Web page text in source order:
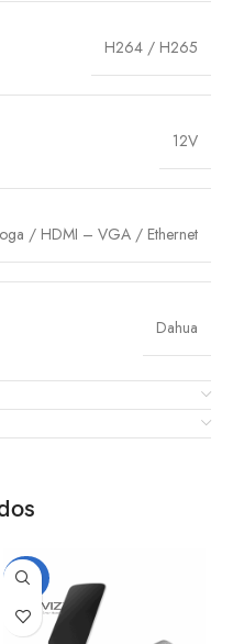
H264 / H265
12V
/ HDMI – VGA / Ethernet
Dahua
-23%